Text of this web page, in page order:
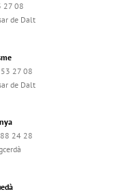
27 08
de Dalt
27 08
de Dalt
24 28